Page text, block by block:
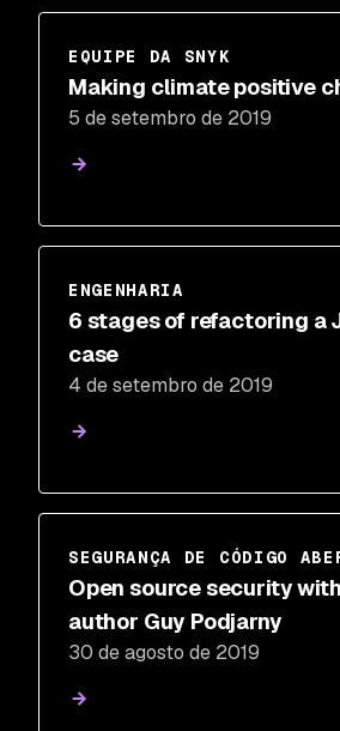
EQUIPE DA SNYK
Making climate positive
5 de setembro de 2019
ENGENHARIA
6 stages of refactoring a
case
4 de setembro de 2019
SEGURANÇA DE CÓDIGO
Open source security
author Guy Podjarny
30 de agosto de 2019